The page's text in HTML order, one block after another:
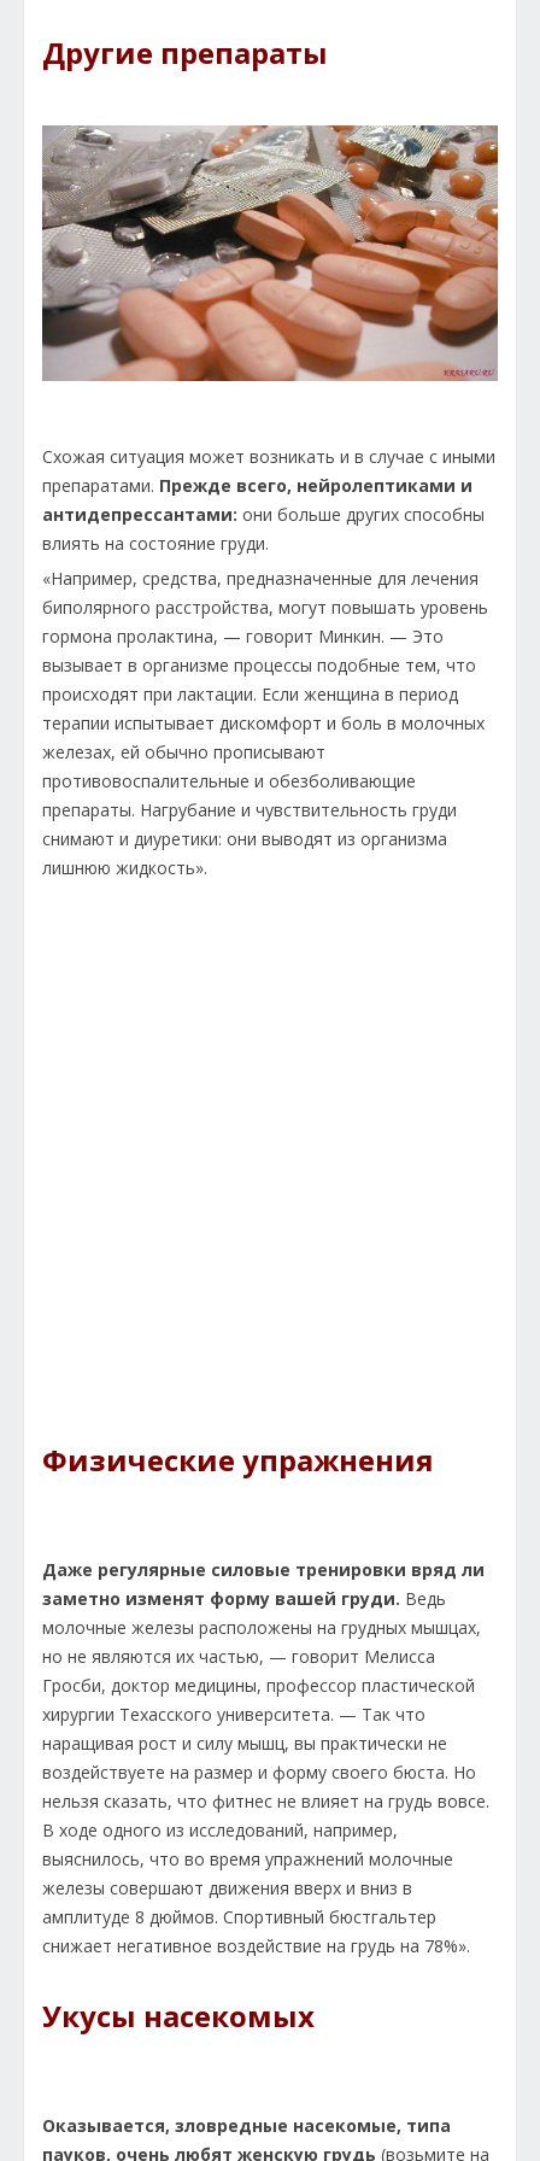
Другие препараты
Схожая ситуация может возникать и в случае с иными
препаратами. Прежде всего, нейролептиками и
антидепрессантами: они больше других способны
влиять на состояние груди.
«Например, средства, предназначенные для лечения
биполярного расстройства, могут повышать уровень
гормона пролактина, — говорит Минкин. — Это
вызывает в организме процессы подобные тем, что
происходят при лактации. Если женщина в период
терапии испытывает дискомфорт и боль в молочных
железах, ей обычно прописывают
противовоспалительные и обезболивающие
препараты. Нагрубание и чувствительность груди
снимают и диуретики: они выводят из организма
лишнюю жидкость».
Физические упражнения
Даже регулярные силовые тренировки вряд ли
заметно изменят форму вашей груди. Ведь
молочные железы расположены на грудных мышцах,
но не являются их частью, — говорит Мелисса
Гросби, доктор медицины, профессор пластической
хирургии Техасского университета. — Так что
наращивая рост и силу мышц, вы практически не
воздействуете на размер и форму своего бюста. Но
нельзя сказать, что фитнес не влияет на грудь вовсе.
В ходе одного из исследований, например,
выяснилось, что во время упражнений молочные
железы совершают движения вверх и вниз в
амплитуде 8 дюймов. Спортивный бюстгальтер
снижает негативное воздействие на грудь на 78%».
Укусы насекомых
Оказывается, зловредные насекомые, типа
пауков, очень любят женскую грудь (возьмите на